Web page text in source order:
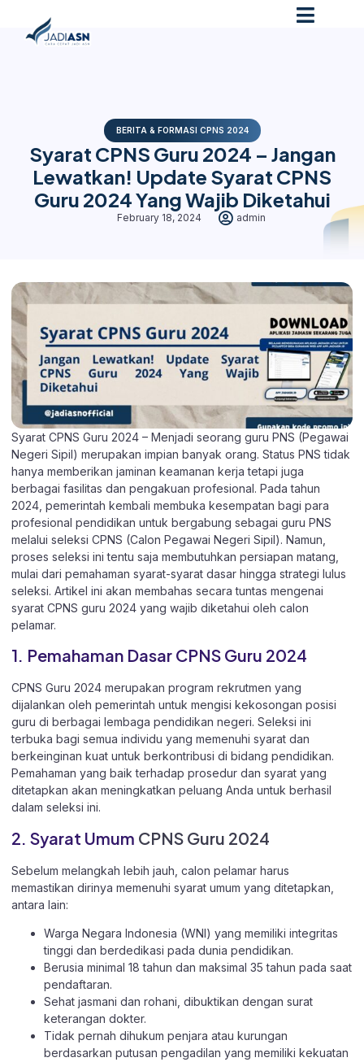
BERITA & FORMASI CPNS 2024
Syarat CPNS Guru 2024 – Jangan
Lewatkan! Update Syarat CPNS
Guru 2024 Yang Wajib Diketahui
February 18, 2024 admin
Syarat CPNS Guru 2024 – Menjadi seorang guru PNS (Pegawai
Negeri Sipil) merupakan impian banyak orang. Status PNS tidak
hanya memberikan jaminan keamanan kerja tetapi juga
berbagai fasilitas dan pengakuan profesional. Pada tahun
2024, pemerintah kembali membuka kesempatan bagi para
profesional pendidikan untuk bergabung sebagai guru PNS
melalui seleksi CPNS (Calon Pegawai Negeri Sipil). Namun,
proses seleksi ini tentu saja membutuhkan persiapan matang,
mulai dari pemahaman syarat-syarat dasar hingga strategi lulus
seleksi. Artikel ini akan membahas secara tuntas mengenai
syarat CPNS guru 2024 yang wajib diketahui oleh calon
pelamar.
1. Pemahaman Dasar CPNS Guru 2024
CPNS Guru 2024 merupakan program rekrutmen yang
dijalankan oleh pemerintah untuk mengisi kekosongan posisi
guru di berbagai lembaga pendidikan negeri. Seleksi ini
terbuka bagi semua individu yang memenuhi syarat dan
berkeinginan kuat untuk berkontribusi di bidang pendidikan.
Pemahaman yang baik terhadap prosedur dan syarat yang
ditetapkan akan meningkatkan peluang Anda untuk berhasil
dalam seleksi ini.
2. Syarat Umum CPNS Guru 2024
Sebelum melangkah lebih jauh, calon pelamar harus
memastikan dirinya memenuhi syarat umum yang ditetapkan,
antara lain:
Warga Negara Indonesia (WNI) yang memiliki integritas
tinggi dan berdedikasi pada dunia pendidikan.
Berusia minimal 18 tahun dan maksimal 35 tahun pada saat
pendaftaran.
Sehat jasmani dan rohani, dibuktikan dengan surat
keterangan dokter.
Tidak pernah dihukum penjara atau kurungan
berdasarkan putusan pengadilan yang memiliki kekuatan